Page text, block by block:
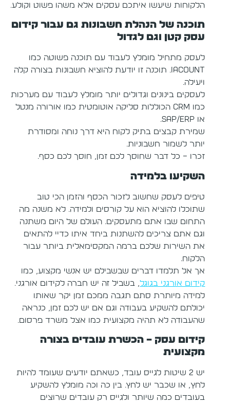
הלקוחות שיעשו איתכם עסקים אלא משהו פשוט וקולע.
תוכנה של הנהלת חשבונות גם עבור קידום
עסק קטן וגם לגדול
לעסק מתחיל מומלץ לעבוד עם תוכנה פשוטה כמו
Iacount. תוכנה זו יודעת להוציא חשבונות בצורה קלה
ויעילה.
לעסקים בינונים וגדולים יותר מומלץ לעבוד עם מערכות
כמו CRM הכוללות סליקה אוטומטית כמו אורורה מנטל
או SAP/ERP.
שמירת קבצים בתיק לקוח היא דרך נוחה ומסודרת
יותר לשמור חשבוניות.
זכרו – כל דבר שחוסך לכם זמן, חוסך לכם כסף.
השקיעו בלמידה
טיפים לעסק שחשוב לזכור הכסף והזמן הכי טוב
שתוכלו להוציא הוא על קורסים ולמידה. לא משנה מה
התחום שבו אתם מתעסקים. העולם של היום משתנה
וגם אתם צריכים להשתנות ביחד איתו כדיי להתאים
את השירות שלכם ברמה המקסימאלית ביותר עבור
הלקוח.
אך אל תלמדו דברים שבשבילם יש אנשי מקצוע, כמו
קידום אורגני בגוגל, בשביל זה יש חברה לקידום אורגני.
למידה מיותרת סתם תגבה ממכם זמן יקר שאותו
יכולתם להשקיע בעבודה וגם אם יש לכם זמן, כנראה
שהעבודה לא תהיה מקצועית כמו אצל משרד פרסום.
קידום עסק – הכשרת עובדים בצורה
מקצועית
יש 2 שיטות לגייס עובד, כשאתם יודעים שעומד להיות
לחץ, או שכבר יש לחץ. בין כה וכה מומלץ להשקיע
בעובדים כמה שיותר ולגייס רק עובדים שרוצים